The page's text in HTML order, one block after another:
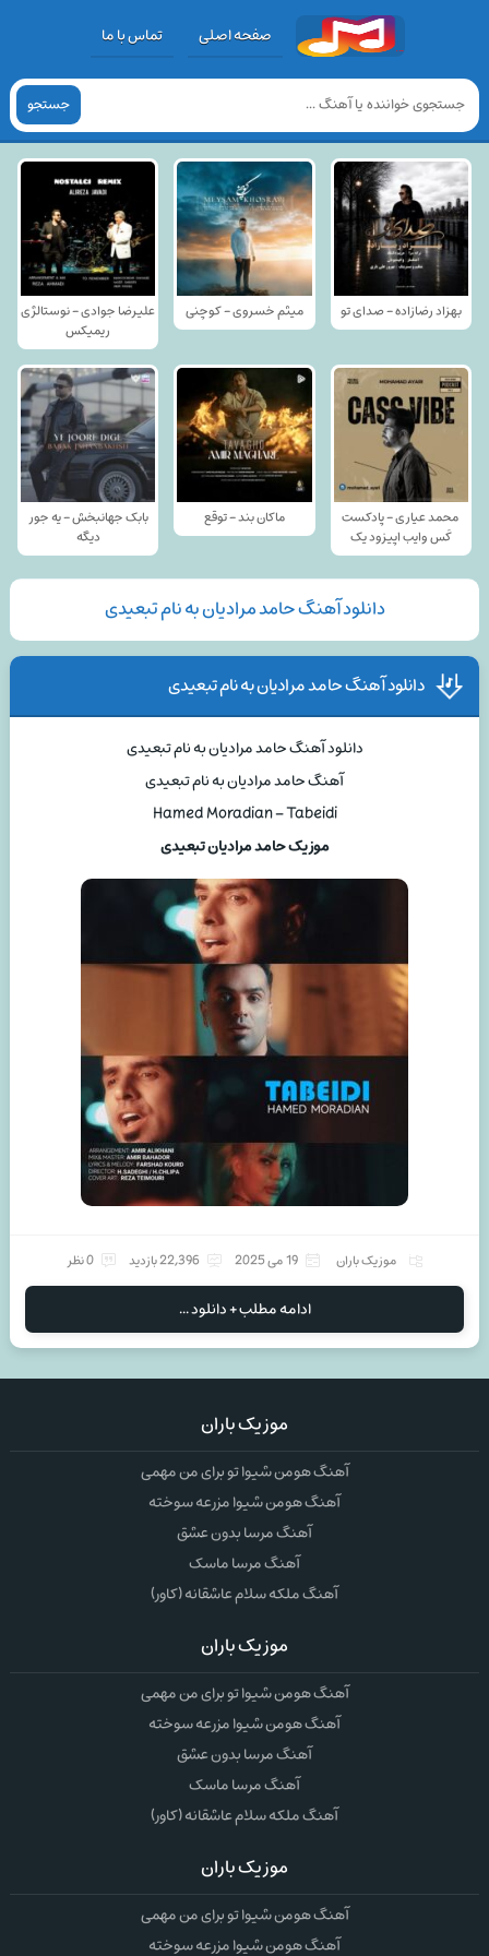
صفحه اصلی تماس با ما
جستجو
بهزاد رضازاده - صدای تو میثم خسروی - کوچنی
علیرضا جوادی - نوستالژی
ریمیکس
محمد عیاری - پادکست
کَس وایب اپیزود یک
ماکان بند - توقع
بابک جهانبخش - یه جور
دیگه
دانلود آهنگ حامد مرادیان به نام تبعیدی
دانلود آهنگ حامد مرادیان به نام تبعیدی
دانلود آهنگ حامد مرادیان به نام تبعیدی
آهنگ حامد مرادیان به نام تبعیدی
Hamed Moradian – Tabeidi
موزیک حامد مرادیان تبعیدی
موزیک باران 19 می 2025 22,396 بازدید 0 نظر
ادامه مطلب + دانلود ...
موزیک باران
آهنگ هومن شیوا تو برای من مهمی
آهنگ هومن شیوا مزرعه سوخته
آهنگ مرسا بدون عشق
آهنگ مرسا ماسک
آهنگ ملکه سلام عاشقانه (کاور)
موزیک باران
آهنگ هومن شیوا تو برای من مهمی
آهنگ هومن شیوا مزرعه سوخته
آهنگ مرسا بدون عشق
آهنگ مرسا ماسک
آهنگ ملکه سلام عاشقانه (کاور)
موزیک باران
آهنگ هومن شیوا تو برای من مهمی
آهنگ هومن شیوا مزرعه سوخته